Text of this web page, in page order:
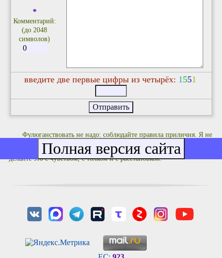
*
Комментарий:
(до 2048
символов)
введите две первые цифры из четырёх: 1551
Фулюганствовать не надо: соблюдайте правила приличия. Я не
люблю комментариев не по делу типа "Оццтой!" и им подобных.
Если хотите что-то покритиковать или поучить кого-то жизни -
делайте это с чувством, с толком и с расстановкой.